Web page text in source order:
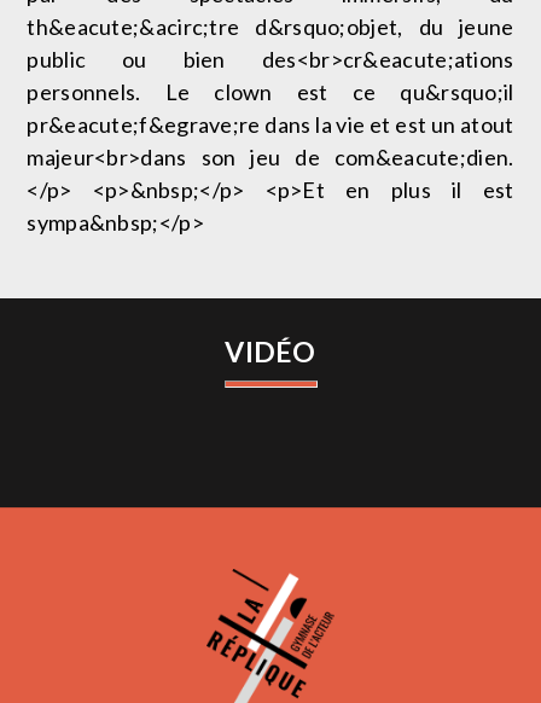
th&eacute;&acirc;tre d&rsquo;objet, du jeune
public ou bien des<br>cr&eacute;ations
personnels. Le clown est ce qu&rsquo;il
pr&eacute;f&egrave;re dans la vie et est un atout
majeur<br>dans son jeu de com&eacute;dien.
</p> <p>&nbsp;</p> <p>Et en plus il est
sympa&nbsp;</p>
VIDÉO